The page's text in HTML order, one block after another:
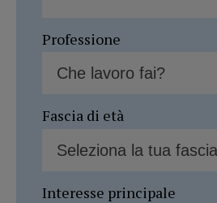
Professione
Fascia di età
Interesse principale